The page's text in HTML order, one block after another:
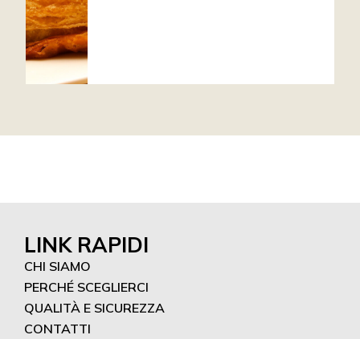
LINK RAPIDI
CHI SIAMO
PERCHÉ SCEGLIERCI
QUALITÀ E SICUREZZA
CONTATTI